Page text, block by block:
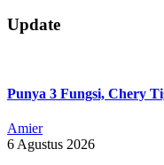
03-
01
Update
Punya 3 Fungsi, Chery
Amier
6 Agustus 2026